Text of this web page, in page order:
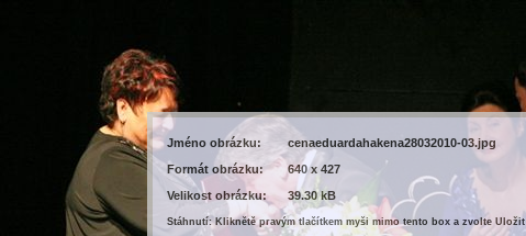
Jméno obrázku:
cenaeduardahakena28032010-03.jpg
Formát obrázku:
640 x 427
Velikost obrázku:
39.30 kB
Stáhnutí: Kliknětě pravým tlačítkem myši mimo tento box a zvolte Uložit